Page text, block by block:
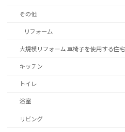
その他
リフォーム
大規模リフォーム 車椅子を使用する住宅
キッチン
トイレ
浴室
リビング